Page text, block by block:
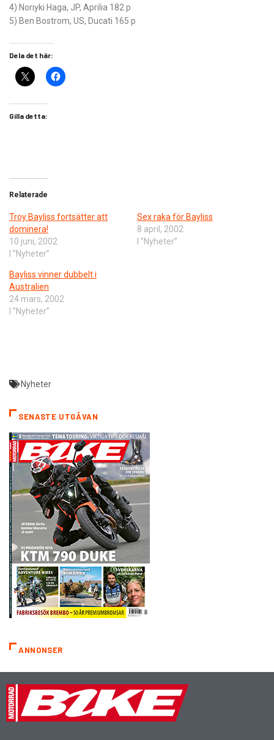
4) Noriyki Haga, JP, Aprilia 182 p
5) Ben Bostrom, US, Ducati 165 p
Dela det här:
Gilla detta:
Relaterade
Troy Bayliss fortsätter att
dominera!
10 juni, 2002
I ”Nyheter”
Sex raka för Bayliss
8 april, 2002
I ”Nyheter”
Bayliss vinner dubbelt i
Australien
24 mars, 2002
I ”Nyheter”
Nyheter
SENASTE UTGÅVAN
ANNONSER